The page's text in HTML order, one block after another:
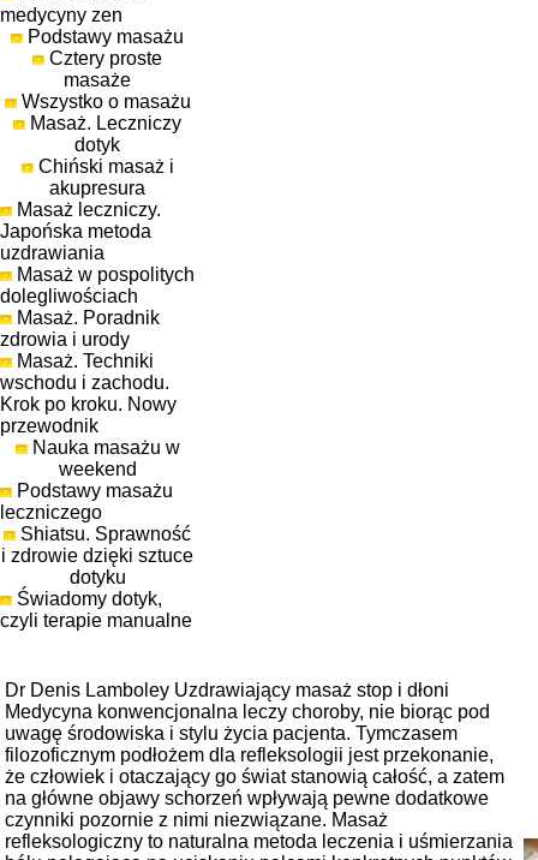
medycyny zen
Podstawy masażu
Cztery proste
masaże
Wszystko o masażu
Masaż. Leczniczy
dotyk
Chiński masaż i
akupresura
Masaż leczniczy.
Japońska metoda
uzdrawiania
Masaż w pospolitych
dolegliwościach
Masaż. Poradnik
zdrowia i urody
Masaż. Techniki
wschodu i zachodu.
Krok po kroku. Nowy
przewodnik
Nauka masażu w
weekend
Podstawy masażu
leczniczego
Shiatsu. Sprawność
i zdrowie dzięki sztuce
dotyku
Świadomy dotyk,
czyli terapie manualne
Dr Denis Lamboley Uzdrawiający masaż stop i dłoni
Medycyna konwencjonalna leczy choroby, nie biorąc pod
uwagę środowiska i stylu życia pacjenta. Tymczasem
filozoficznym podłożem dla refleksologii jest przekonanie,
że człowiek i otaczający go świat stanowią całość, a zatem
na główne objawy schorzeń wpływają pewne dodatkowe
czynniki pozornie z nimi niezwiązane. Masaż
refleksologiczny to naturalna metoda leczenia i uśmierzania